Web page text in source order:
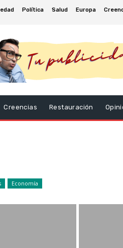
Política Salud Europa
Creencias Restauración
Economía